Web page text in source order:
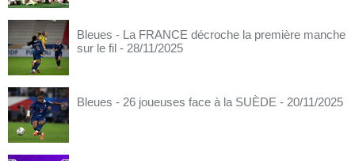
Bleues - La FRANCE décroche la première manche
sur le fil - 28/11/2025
Bleues - 26 joueuses face à la SUÈDE - 20/11/2025